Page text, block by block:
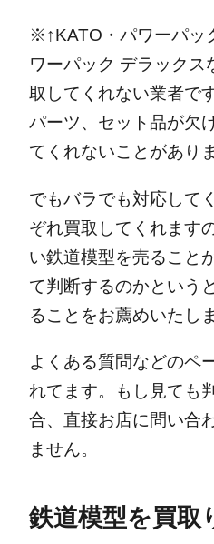
※↑KATO・パワーパッ
ワーパック デラックス
取してくれない業者で
パーツ、セット品が欠
てくれないことがあり
でもバラでも対応して
ぞれ買取してくれます
い鉄道模型を売ること
て判断するのかという
ることをお薦めいたし
よくある質問などのペ
れてます。
もし見ても
合、直接お店に問い合
ません。
鉄道模型を買取